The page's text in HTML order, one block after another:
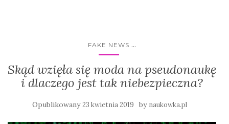
FAKE NEWS ...
Skąd wzięła się moda na pseudonaukę
i dlaczego jest tak niebezpieczna?
Opublikowany23 kwietnia 2019 by naukowka.pl